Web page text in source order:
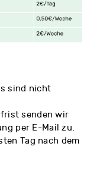
sind nicht
senden wir
per E-Mail zu.
Tag nach dem